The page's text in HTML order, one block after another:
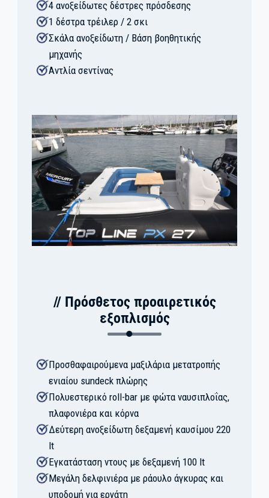
4 ανοξείδωτες δέστρες πρόσδεσης
1 δέστρα τρέιλερ / 2 σκι
Σκάλα ανοξείδωτη / Βάση βοηθητικής
μηχανής
Αντλία σεντίνας
// Πρόσθετος προαιρετικός
εξοπλισμός
Προσθαφαιρούμενα μαξιλάρια μετατροπής
ενιαίου sundeck πλώρης
Πολυεστερικό roll-bar με φώτα ναυσιπλοΐας,
πλαφονιέρα και κόρνα
Δεύτερη ανοξείδωτη δεξαμενή καυσίμου 220
lt
Εγκατάσταση ντους με δεξαμενή 100 lt
Μεγάλη δελφινιέρα με ράουλο άγκυρας και
υποδομή για εργάτη